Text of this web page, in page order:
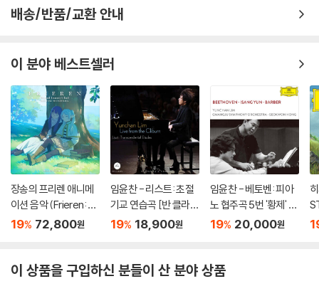
배송/반품/교환 안내
이 분야 베스트셀러
장송의 프리렌 애니메
이션 음악 (Frieren: B
eyond Journey's En
러 2LP]
19% 72,800원
임윤찬 - 리스트: 초절
기교 연습곡 [반 클라이
번 콩쿠르 실황 녹음]
19% 18,900원
임윤찬 - 베토벤: 피아
노 협주곡 5번 '황제' /
윤이상: 광주여 영원히
ang Yun / Barber)
19% 20,000원
이 상품을 구입하신 분들이 산 분야 상품